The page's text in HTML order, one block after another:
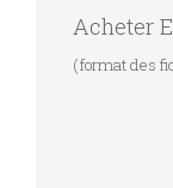
Acheter
(format des